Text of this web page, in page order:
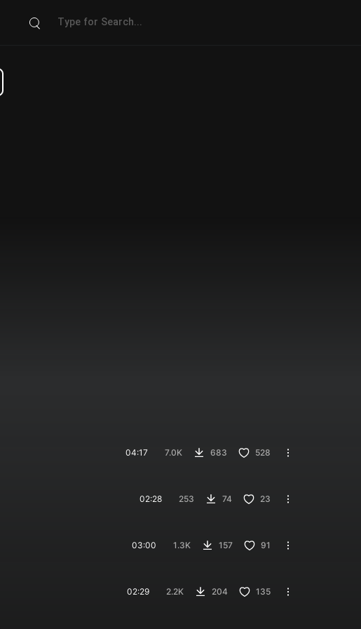
04:17 7.0K 683 528
02:28 253 74 23
03:00 1.3K 157 91
02:29 2.2K 204 135